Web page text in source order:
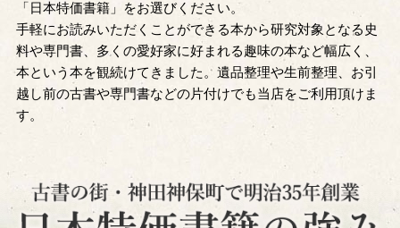
「日本特価書籍」をお選びください。
手軽にお読みいただくことができる本から研究対象となる史
料や専門書、多くの愛好家に好まれる趣味の本など幅広く、
本という本を観続けてきました。遺品整理や生前整理、お引
越し前の古書や専門書などの片付けでも当店をご利用頂けま
す。